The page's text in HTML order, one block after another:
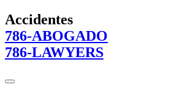
Accidentes
786-ABOGADO
786-LAWYERS